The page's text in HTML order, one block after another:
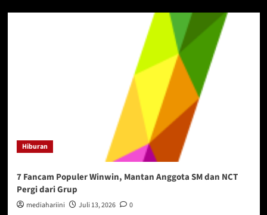
Hiburan
7 Fancam Populer Winwin, Mantan Anggota SM dan NCT
Pergi dari Grup
mediahariini Juli 13, 2026 0